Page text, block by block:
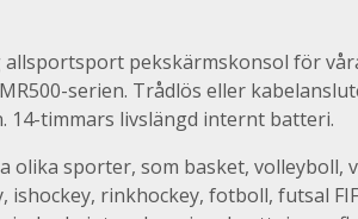
allsportsport pekskärmskonsol för
serien. Trådlös eller
14-timmars livslängd internt batteri.
olika sporter, som basket, volleyboll,
ishockey, rinkhockey, fotboll, futsal